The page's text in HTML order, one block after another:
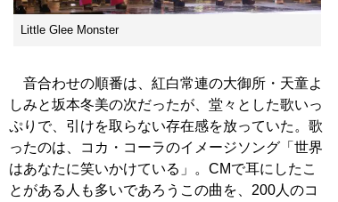
Little Glee Monster
音合わせの順番は、紅白常連の大御所・天童よ
しみと坂本冬美の次だったが、堂々とした歌いっ
ぷりで、引けを取らない存在感を放っていた。歌
ったのは、コカ・コーラのイメージソング「世界
はあなたに笑いかけている」。CMで耳にしたこ
とがある人も多いであろうこの曲を、200人のコ